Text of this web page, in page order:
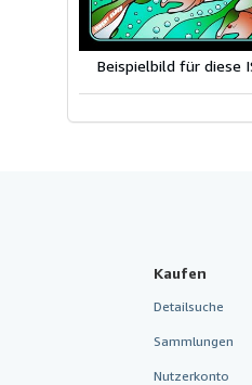
Beispielbild für diese
Kaufen
Detailsuche
Sammlungen
Nutzerkonto